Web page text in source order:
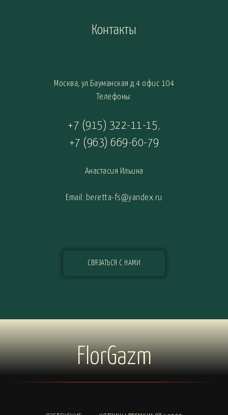
Контакты
Москва, ул.Бауманская д.4 офис 104
Телефоны:
+7 (915) 322-11-15,
+7 (963) 669-60-79
Анастасия Ильина
Email: beretta-fs@yandex.ru
СВЯЗАТЬСЯ С НАМИ
FlorGazm